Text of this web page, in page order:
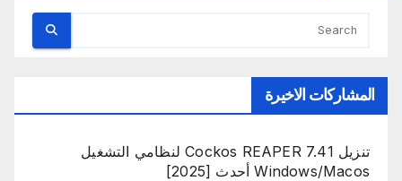
المشاركات الاخيرة
تنزيل Cockos REAPER 7.41 لنظامي التشغيل
Windows/Macos أحدث [2025]